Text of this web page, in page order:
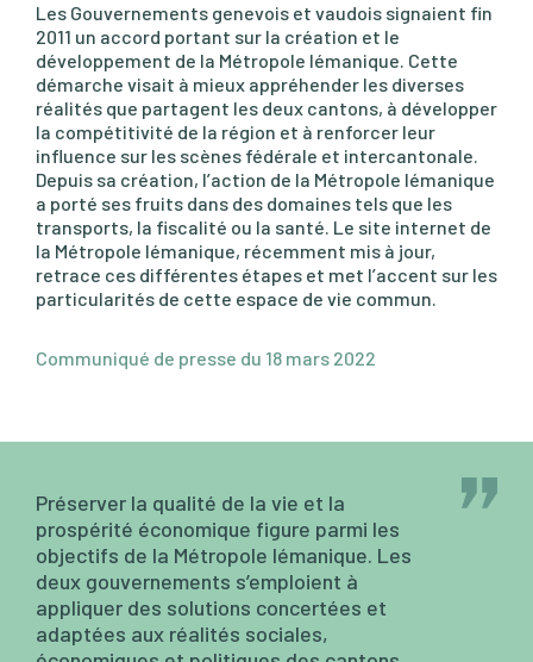
Les Gouvernements genevois et vaudois signaient fin
2011 un accord portant sur la création et le
développement de la Métropole lémanique. Cette
démarche visait à mieux appréhender les diverses
réalités que partagent les deux cantons, à développer
la compétitivité de la région et à renforcer leur
influence sur les scènes fédérale et intercantonale.
Depuis sa création, l’action de la Métropole lémanique
a porté ses fruits dans des domaines tels que les
transports, la fiscalité ou la santé. Le site internet de
la Métropole lémanique, récemment mis à jour,
retrace ces différentes étapes et met l’accent sur les
particularités de cette espace de vie commun.
Communiqué de presse du 18 mars 2022
Préserver la qualité de la vie et la
prospérité économique figure parmi les
objectifs de la Métropole lémanique. Les
deux gouvernements s’emploient à
appliquer des solutions concertées et
adaptées aux réalités sociales,